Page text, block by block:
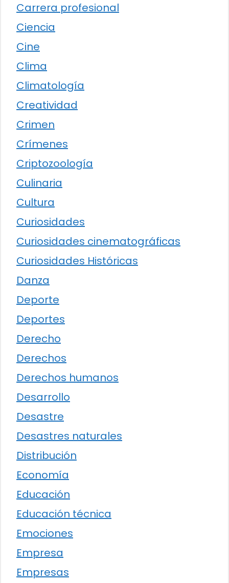
Carrera profesional
Ciencia
Cine
Clima
Climatología
Creatividad
Crimen
Crímenes
Criptozoología
Culinaria
Cultura
Curiosidades
Curiosidades cinematográficas
Curiosidades Históricas
Danza
Deporte
Deportes
Derecho
Derechos
Derechos humanos
Desarrollo
Desastre
Desastres naturales
Distribución
Economía
Educación
Educación técnica
Emociones
Empresa
Empresas